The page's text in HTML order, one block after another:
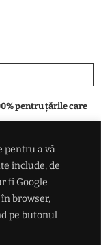
pentru a vă
include, de
fi Google
browser,
pe butonul
pentru țările care
traficul din
gri' pe coridorul
în primul amical